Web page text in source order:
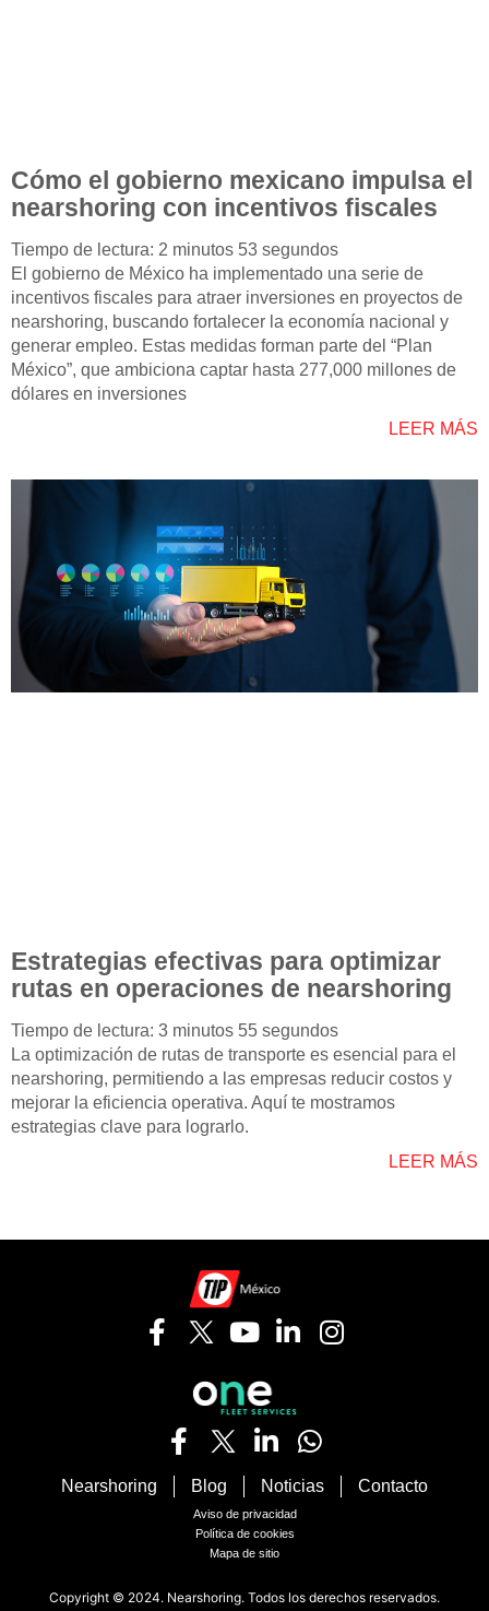
Cómo el gobierno mexicano impulsa el
nearshoring con incentivos fiscales
Tiempo de lectura: 2 minutos 53 segundos
El gobierno de México ha implementado una serie de
incentivos fiscales para atraer inversiones en proyectos de
nearshoring, buscando fortalecer la economía nacional y
generar empleo. Estas medidas forman parte del “Plan
México”, que ambiciona captar hasta 277,000 millones de
dólares en inversiones
LEER MÁS
Estrategias efectivas para optimizar
rutas en operaciones de nearshoring
Tiempo de lectura: 3 minutos 55 segundos
La optimización de rutas de transporte es esencial para el
nearshoring, permitiendo a las empresas reducir costos y
mejorar la eficiencia operativa. Aquí te mostramos
estrategias clave para lograrlo.
LEER MÁS
Nearshoring Blog Noticias Contacto
Aviso de privacidad
Política de cookies
Mapa de sitio
Copyright © 2024. Nearshoring. Todos los derechos reservados.